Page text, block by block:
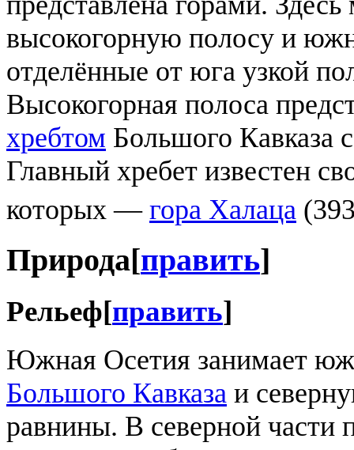
высокогорную полосу и
отделённые от юга узкой
Высокогорная полоса
хребтом Большого
Главный хребет известен
которых — гора Халаца
Природа[править]
Рельеф[править]
Южная Осетия занимает
Большого Кавказа и
равнины. В северной части